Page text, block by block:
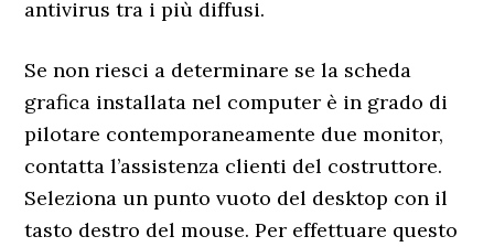
antivirus tra i più diffusi.
Se non riesci a determinare se la scheda
grafica installata nel computer è in grado di
pilotare contemporaneamente due monitor,
contatta l’assistenza clienti del costruttore.
Seleziona un punto vuoto del desktop con il
tasto destro del mouse. Per effettuare questo